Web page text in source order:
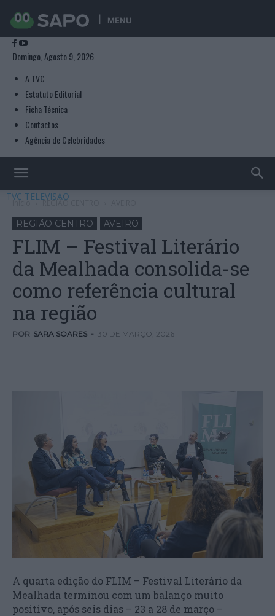
MENU
Domingo, Agosto 9, 2026
A TVC
Estatuto Editorial
Ficha Técnica
Contactos
Agência de Celebridades
TVC TELEVISÃO
Início REGIÃO CENTRO
REGIÃO CENTRO AVEIRO
FLIM – Festival Literário
da Mealhada consolida-se
como referência cultural
na região
POR SARA SOARES - 30 DE MARÇO, 2026
A quarta edição do FLIM – Festival Literário da
Mealhada terminou com um balanço muito
positivo, após seis dias – 23 a 28 de março –